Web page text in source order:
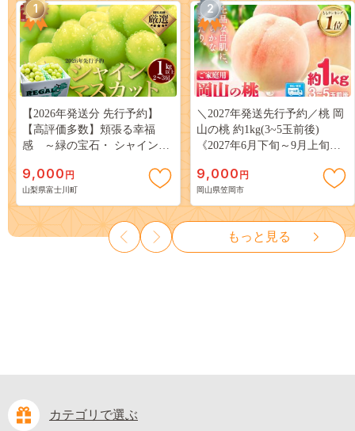
1
【2026年発送分 先行予約】
【高評価多数】頬張る幸福
感 ～緑の宝石・ シャインマ
３房） フルーツ 山梨県産 果
物 くだもの シャイン マスカ
ット ぶどう ブドウ 葡萄 大粒
種なし 先行予約 富士川町
10000円 一万円 9000円 九千円
9,000 円
山梨県富士川町
2
＼2027年発送先行予約／桃 岡
山の桃 約1kg(3~5玉前後)
《2027年6月下旬～9月上旬頃
岡山 はくとう スイーツ フル
ーツ 果物 デザート 旬 モモ も
も 先行予約 送料無料 果物 岡
山県 笠岡市 清水白桃 白鳳 白
麗 クール便---
kasaoka_zsy_419_100---
9,000 円
岡山県笠岡市
もっと見る
カテゴリで選ぶ